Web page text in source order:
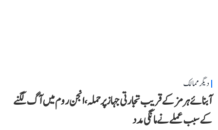
دیگر ممالک
آبنائے ہرمز کے قریب تجارتی جہاز پر حملہ، انجن روم میں آگ لگنے
کے سبب عملے نے مانگی مدد